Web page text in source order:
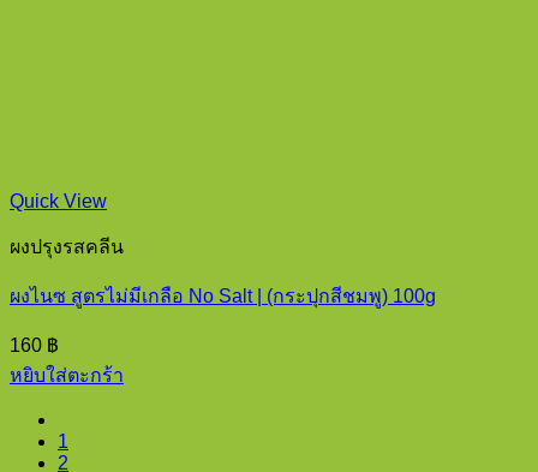
Quick View
ผงปรุงรสคลีน
ผงไนซ สูตรไม่มีเกลือ No Salt | (กระปุกสีชมพู) 100g
160 ฿
หยิบใส่ตะกร้า
1
2